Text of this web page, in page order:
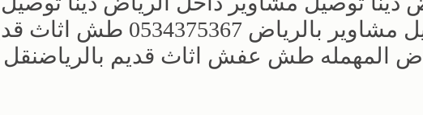
مشاوير داخل الرياض دينا توصيل مشاوير بالرياض 0534375367
المهمله طش عفش اثاث قديم بالرياضنقل